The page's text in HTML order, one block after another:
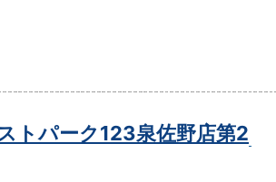
トパーク123泉佐野店第2